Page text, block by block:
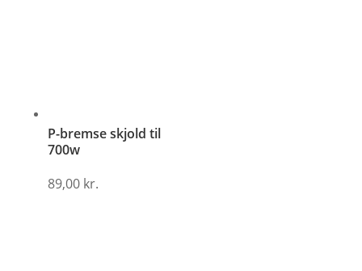
P-bremse skjold til
700w
89,00 kr.